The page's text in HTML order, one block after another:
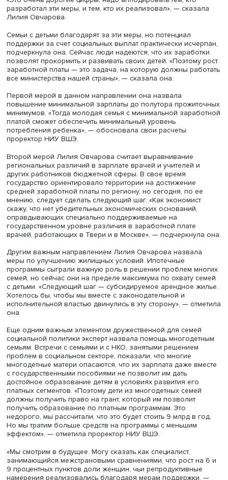
Проректор Вышки отметила: авторитетные
масштабные меры поддержки семьи. НИУ ВШЭ ведет
регулярный мониторинг эффективности инвестиций в
семейную политику. Одним из его инструментов Лилия
Овчарова назвала проводимое Росстатом на
лет по единой методологии обследование
поведения населения. Оно позволяет оценить
влияния мер социальной политики на решения семей о
рождении детей на протяжении этого периода.
Обследование показало: за последние годы на 9
пунктов, с 16 до 25%, выросла доля женщин,
меры поддержки помогли им принять решение о
ребенка, которое они откладывали. Одновременно
вдвое, с 6,4 до 12,7%, выросла доля женщин, у которых
появились дети, чье рождение они не могли себе
без мер поддержки.
«Это очень дорогие цифры, надо аплодировать тем, кто
разработал эти меры, и тем, кто их реализовал», —
Лилия Овчарова.
поддержки за счет социальных выплат практически
подчеркнула она. Сейчас люди надеются, что их
позволят прокормить и развивать своих детей.
заработной платы — это задача, на которую должны
все министерства нашей страны», — сказала она.
Первой мерой в данном направлении она назвала
минимумов. «Тогда молодая семья с минимальной
платой сможет обеспечить минимальный уровень
потребления ребенка», — обосновала свои расчеты
проректор НИУ ВШЭ.
Второй мерой Лилия Овчарова считает выравнивание
региональных различий в зарплате врачей и учителей
других работников бюджетной сферы. В свое время
государство ориентировало территории на достижение
средней заработной платы по региону, но сегодня, по
мнению, следует сделать следующий шаг. «Как
оправдывающих специально поддерживаемые на
государственном уровне различия в заработной плате
врачей, работающих в Твери и в Москве», —